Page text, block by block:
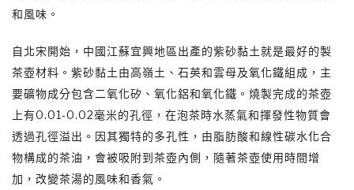
和風味。
自北宋開始，中國江蘇宜興地區出產的紫砂黏土就是最好的製
茶壺材料。紫砂黏土由高嶺土、石英和雲母及氧化鐵組成，主
要礦物成分包含二氧化矽、氧化鋁和氧化鐵。燒製完成的茶壺
上有0.01-0.02毫米的孔徑，在泡茶時水蒸氣和揮發性物質會
透過孔徑溢出。因其獨特的多孔性，由脂肪酸和線性碳水化合
物構成的茶油，會被吸附到茶壺內側，隨著茶壺使用時間增
加，改變茶湯的風味和香氣。